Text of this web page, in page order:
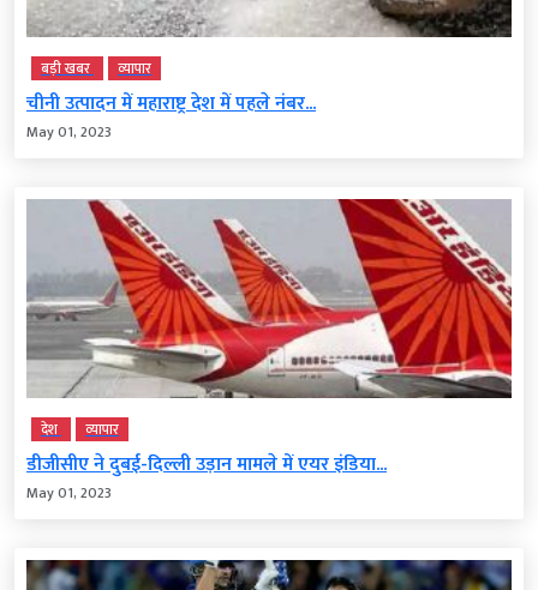
बड़ी खबर व्‍यापार
चीनी उत्पादन में महाराष्ट्र देश में पहले नंबर...
May 01, 2023
देश व्‍यापार
डीजीसीए ने दुबई-दिल्ली उड़ान मामले में एयर इंडिया...
May 01, 2023